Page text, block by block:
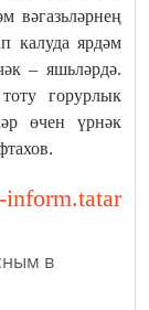
вәгазьләрнең
калуда ярдәм
– яшьләрдә.
горурлык
өчен үрнәк
inform.tatar
в